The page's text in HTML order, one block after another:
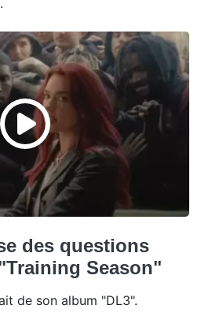
des questions
Season"
de son album "DL3".